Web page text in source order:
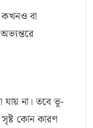
কখনও বা
যায় না। তবে ভূ-
কোন কারণ